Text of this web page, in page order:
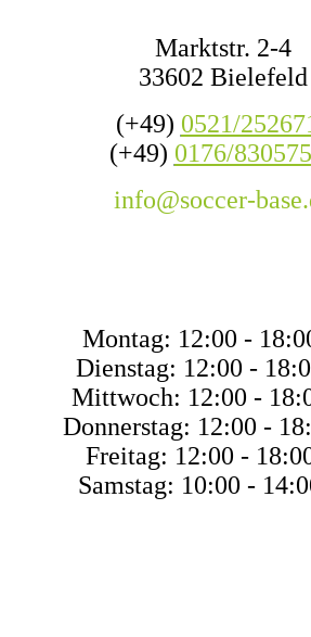
Marktstr. 2-4
33602 Bielefeld
(+49) 0521/
(+49) 0176/
info@soccer-
Montag: 12:00 -
Dienstag: 12:00 -
Mittwoch: 12:00 -
Donnerstag: 12:00 -
Freitag: 12:00 -
Samstag: 10:00 -